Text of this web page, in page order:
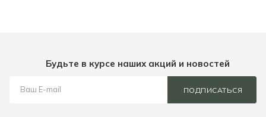
Будьте в курсе наших акций и новостей
ПОДПИСАТЬСЯ